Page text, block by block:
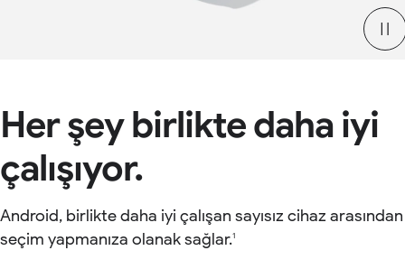
Her şey birlikte daha iyi
çalışıyor.
Android, birlikte daha iyi çalışan sayısız cihaz arasından
seçim yapmanıza olanak sağlar.1